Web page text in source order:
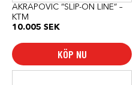
AKRAPOVIC ”SLIP-ON LINE” –
KTM
10.005 SEK
KÖP NU